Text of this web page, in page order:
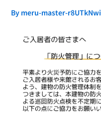
By meru-master-r8UTkNwi